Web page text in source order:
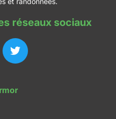
réseaux sociaux